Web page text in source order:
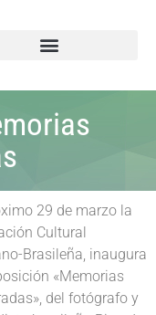
29 de marzo la
Cultural
Brasileña, inaugura
«Memorias
del fotógrafo y